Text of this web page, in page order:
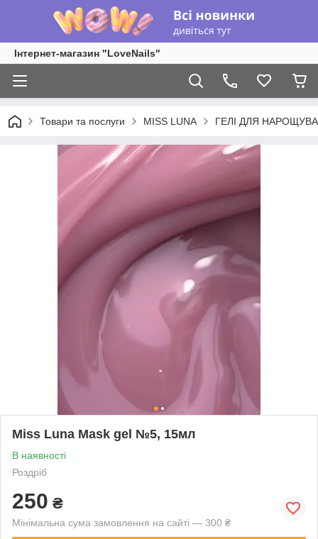
Інтернет-магазин "LoveNails"
Товари та послуги MISS LUNA ГЕЛІ ДЛЯ
Miss Luna Mask gel №5, 15мл
В наявності
Роздріб
250 ₴
Мінімальна сума замовлення на сайті — 300 ₴